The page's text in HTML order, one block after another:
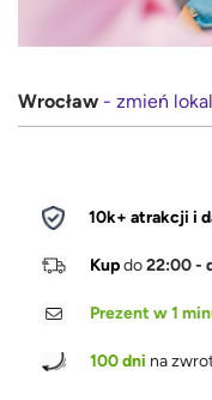
Wrocław - zmień
10k+ atrakcji i
Kupdo22:00 -
Prezent w 1
100 dni na